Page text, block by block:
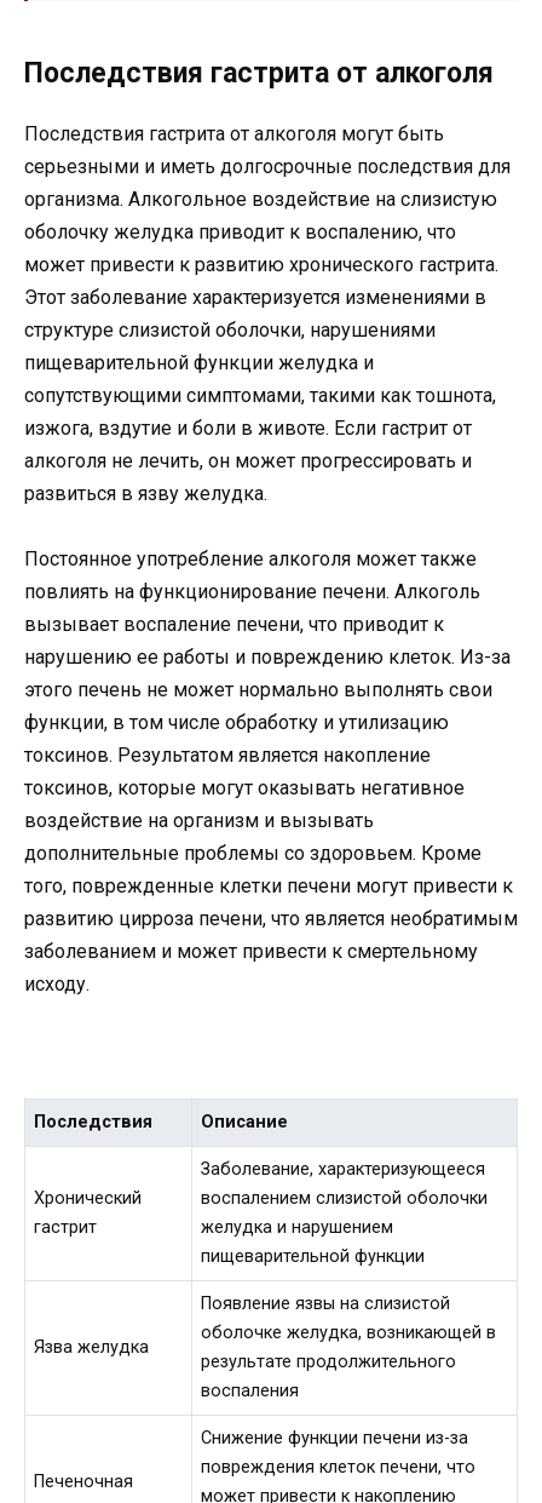
Последствия гастрита от алкоголя
Последствия гастрита от алкоголя могут быть
серьезными и иметь долгосрочные последствия для
организма. Алкогольное воздействие на слизистую
оболочку желудка приводит к воспалению, что
может привести к развитию хронического гастрита.
Этот заболевание характеризуется изменениями в
структуре слизистой оболочки, нарушениями
пищеварительной функции желудка и
сопутствующими симптомами, такими как тошнота,
изжога, вздутие и боли в животе. Если гастрит от
алкоголя не лечить, он может прогрессировать и
развиться в язву желудка.
Постоянное употребление алкоголя может также
повлиять на функционирование печени. Алкоголь
вызывает воспаление печени, что приводит к
нарушению ее работы и повреждению клеток. Из-за
этого печень не может нормально выполнять свои
функции, в том числе обработку и утилизацию
токсинов. Результатом является накопление
токсинов, которые могут оказывать негативное
воздействие на организм и вызывать
дополнительные проблемы со здоровьем. Кроме
того, поврежденные клетки печени могут привести к
развитию цирроза печени, что является необратимым
заболеванием и может привести к смертельному
исходу.
Последствия Описание
Хронический
гастрит
Заболевание, характеризующееся
воспалением слизистой оболочки
желудка и нарушением
пищеварительной функции
Язва желудка
Появление язвы на слизистой
оболочке желудка, возникающей в
результате продолжительного
воспаления
Печеночная
Снижение функции печени из-за
повреждения клеток печени, что
может привести к накоплению